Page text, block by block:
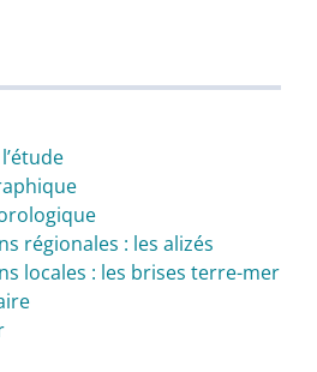
régionales : les alizés
locales : les brises terre-mer